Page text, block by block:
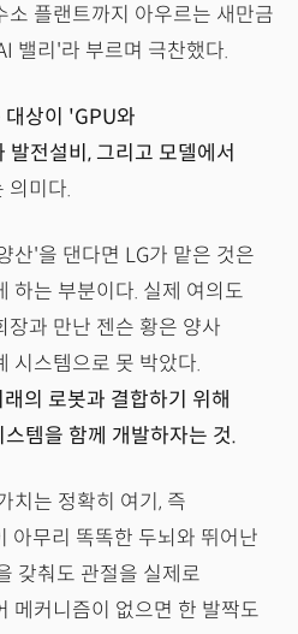
소 플랜트까지 아우르는 새만금
밸리'라 부르며 극찬했다.
상이 'GPU와
전설비, 그리고 모델에서
의미다.
산'을 댄다면 LG가 맡은 것은
하는 부분이다. 실제 여의도
장과 만난 젠슨 황은 양사
시스템으로 못 박았다.
의 로봇과 결합하기 위해
템을 함께 개발하자는 것.
치는 정확히 여기, 즉
아무리 똑똑한 두뇌와 뛰어난
갖춰도 관절을 실제로
메커니즘이 없으면 한 발짝도